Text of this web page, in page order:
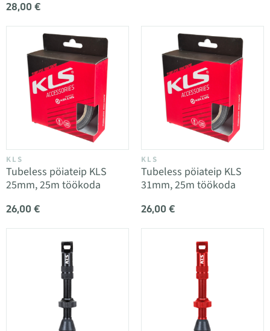
28,00 €
KLS
Tubeless pöiateip KLS
25mm, 25m töökoda
26,00 €
KLS
Tubeless pöiateip KLS
31mm, 25m töökoda
26,00 €